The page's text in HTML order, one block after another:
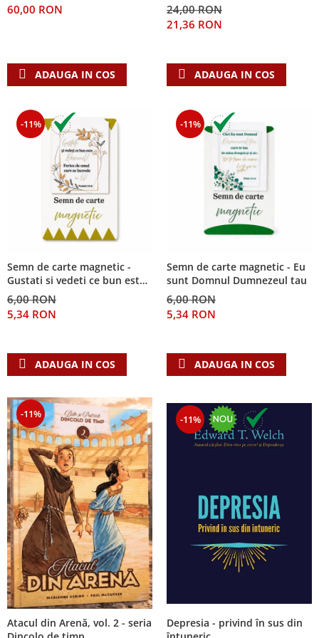
Teologie
Dogmatica
Misiune
Viata crestina
Contemporaneitate
Devotional
Lupta Spirituala
Schimbarea caracterului
Suferinta
Viata din belsug
Viata de zi cu zi
Despre afaceri
Leadership
Mediu
Sanatate / nutritie
60,00 RON
ADAUGA IN COS
24,00 RON
21,36 RON
ADAUGA IN COS
-11%
Semn de carte magnetic -
Gustati si vedeti ce bun este
Domnul!
6,00 RON
5,34 RON
ADAUGA IN COS
-11%
Semn de carte magnetic - Eu
sunt Domnul Dumnezeul tau
6,00 RON
5,34 RON
ADAUGA IN COS
-11%
Atacul din Arenă, vol. 2 - seria
-11%
Depresia - privind în sus din